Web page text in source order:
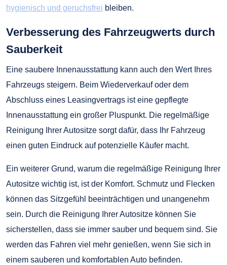
hygienisch und geruchsfrei bleiben.
Verbesserung des Fahrzeugwerts durch
Sauberkeit
Eine saubere Innenausstattung kann auch den Wert Ihres
Fahrzeugs steigern. Beim Wiederverkauf oder dem
Abschluss eines Leasingvertrags ist eine gepflegte
Innenausstattung ein großer Pluspunkt. Die regelmäßige
Reinigung Ihrer Autositze sorgt dafür, dass Ihr Fahrzeug
einen guten Eindruck auf potenzielle Käufer macht.
Ein weiterer Grund, warum die regelmäßige Reinigung Ihrer
Autositze wichtig ist, ist der Komfort. Schmutz und Flecken
können das Sitzgefühl beeinträchtigen und unangenehm
sein. Durch die Reinigung Ihrer Autositze können Sie
sicherstellen, dass sie immer sauber und bequem sind. Sie
werden das Fahren viel mehr genießen, wenn Sie sich in
einem sauberen und komfortablen Auto befinden.